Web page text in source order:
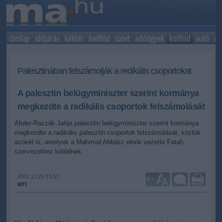
címlap időjárás kékhír belföld üzlet adóügyek külföld autó
Palesztinában felszámolják a redikális csoportokat
A palesztin belügyminiszter szerint kormánya
megkezdte a radikális csoportok felszámolását
Abder-Razzák Jahja palesztin belügyminiszter szerint kormánya
megkezdte a radikális palesztin csoportok felszámolását, köztük
azokét is, amelyek a Mahmúd Abbász elnök vezette Fatah
szervezethez kötődnek.
2007.12.29 13:57
MTI
+-